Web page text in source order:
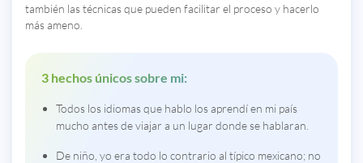
también las técnicas que pueden facilitar el proceso y hacerlo
más ameno.
3 hechos únicos sobre mi:
Todos los idiomas que hablo los aprendí en mi país
mucho antes de viajar a un lugar donde se hablaran.
De niño, yo era todo lo contrario al típico mexicano; no